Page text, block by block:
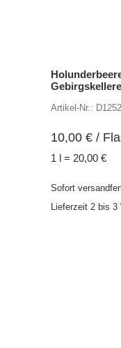
Artikel-Nr.:
10,00 € /
1 l = 20,00 €
Sofort
Lieferzeit 2 bis